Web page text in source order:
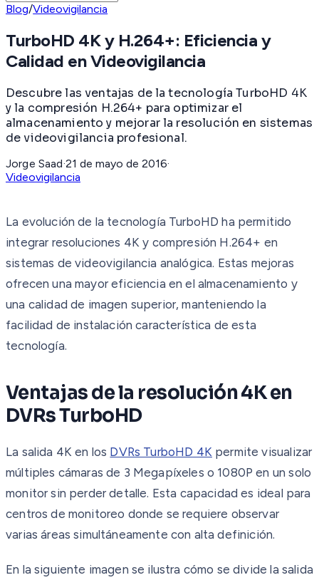
Blog/Videovigilancia
TurboHD 4K y H.264+: Eficiencia y
Calidad en Videovigilancia
Descubre las ventajas de la tecnología TurboHD 4K
y la compresión H.264+ para optimizar el
almacenamiento y mejorar la resolución en sistemas
de videovigilancia profesional.
Jorge Saad·21 de mayo de 2016·
Videovigilancia
La evolución de la tecnología TurboHD ha permitido
integrar resoluciones 4K y compresión H.264+ en
sistemas de videovigilancia analógica. Estas mejoras
ofrecen una mayor eficiencia en el almacenamiento y
una calidad de imagen superior, manteniendo la
facilidad de instalación característica de esta
tecnología.
Ventajas de la resolución 4K en
DVRs TurboHD
La salida 4K en los DVRs TurboHD 4K permite visualizar
múltiples cámaras de 3 Megapíxeles o 1080P en un solo
monitor sin perder detalle. Esta capacidad es ideal para
centros de monitoreo donde se requiere observar
varias áreas simultáneamente con alta definición.
En la siguiente imagen se ilustra cómo se divide la salida